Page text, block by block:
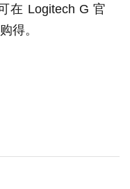
在 Logitech G 官
购得。